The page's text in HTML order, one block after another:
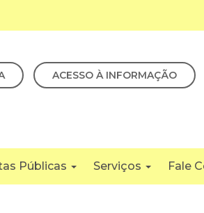
ACESSO À INFORMAÇÃO
Públicas Serviços Fale